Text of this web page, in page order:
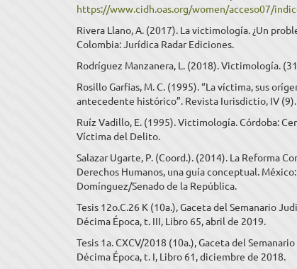
https://www.cidh.oas.org/women/acceso07/
Rivera Llano, A. (2017). La victimología. ¿Un
Colombia: Jurídica Radar Ediciones.
Rodríguez Manzanera, L. (2018). Victimología.
Rosillo Garfias, M. C. (1995). “La víctima, sus
antecedente histórico”. Revista Iurisdictio, IV (9).
Ruíz Vadillo, E. (1995). Victimología. Córdoba:
Víctima del Delito.
Salazar Ugarte, P. (Coord.). (2014). La Reforma
Derechos Humanos, una guía conceptual.
Domínguez/Senado de la República.
Tesis 12o.C.26 K (10a.), Gaceta del Semanario
Décima Época, t. III, Libro 65, abril de 2019.
Tesis 1a. CXCV/2018 (10a.), Gaceta del
Décima Época, t. I, Libro 61, diciembre de 2018.